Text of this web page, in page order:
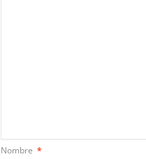
Nombre *